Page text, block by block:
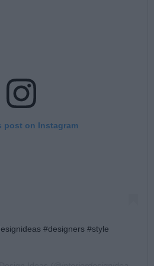
post on Instagram
#designers #style